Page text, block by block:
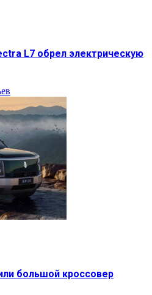
L7 обрел электрическую
большой кроссовер